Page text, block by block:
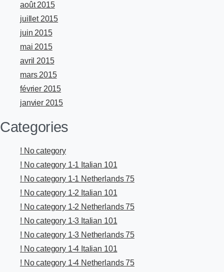
août 2015
juillet 2015
juin 2015
mai 2015
avril 2015
mars 2015
février 2015
janvier 2015
Categories
! No category
! No category 1-1 Italian 101
! No category 1-1 Netherlands 75
! No category 1-2 Italian 101
! No category 1-2 Netherlands 75
! No category 1-3 Italian 101
! No category 1-3 Netherlands 75
! No category 1-4 Italian 101
! No category 1-4 Netherlands 75